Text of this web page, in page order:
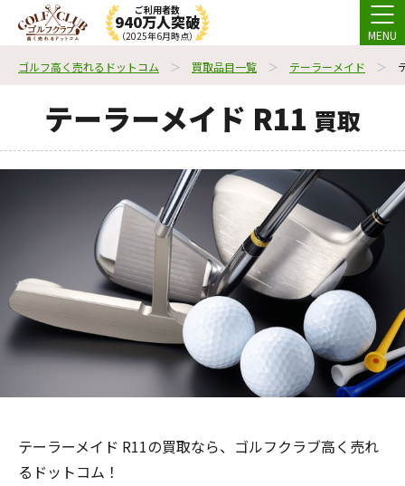
ご利用者数
940万人突破
（2025年6月時点） MENU
ゴルフ高く売れるドットコム 買取品目一覧 テーラーメイド
テーラーメイド R11 買取
テーラーメイド R11の買取なら、ゴルフクラブ高く売れ
るドットコム！